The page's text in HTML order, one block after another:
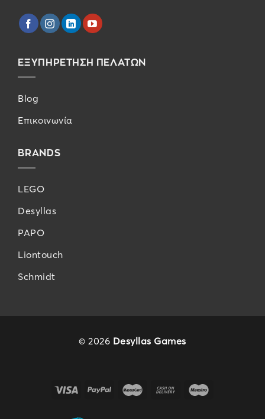
ΕΞΥΠΗΡΕΤΗΣΗ ΠΕΛΑΤΩΝ
Blog
Επικοινωνία
BRANDS
LEGO
Desyllas
PAPO
Liontouch
Schmidt
© 2026 Desyllas Games